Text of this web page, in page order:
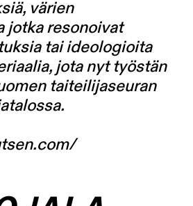
värien
jotka resonoivat
tai ideologioita
jota nyt työstän
taiteilijaseuran